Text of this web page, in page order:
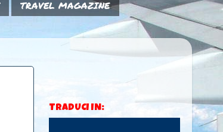
TRAVEL MAGAZINE
TRADUCI IN: